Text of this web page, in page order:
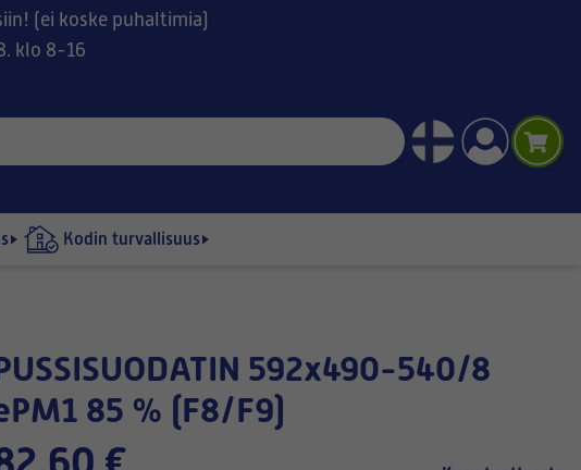
(ei koske puhaltimia)
klo 8-16
Kodin turvallisuus
540/8
85 % (F8/F9)